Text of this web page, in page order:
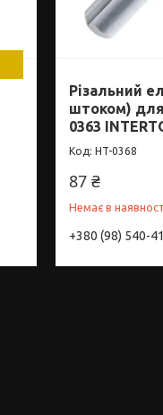
Різальний
штоком) для
0363
HT-0368
87 ₴
Немає в
+380 (98) 540-